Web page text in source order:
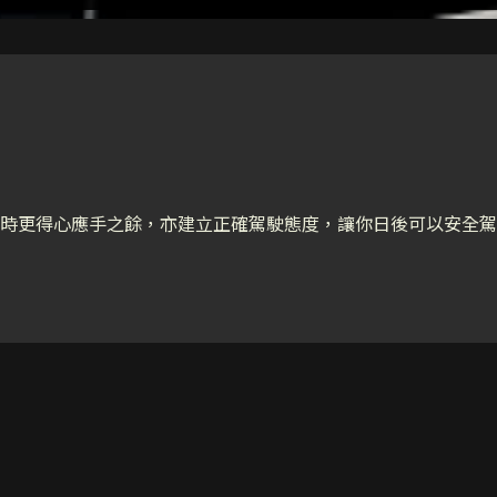
更得心應手之餘，亦建立正確駕駛態度，讓你日後可以安全